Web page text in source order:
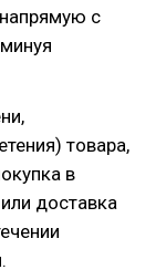
с
товара,
в
доставка